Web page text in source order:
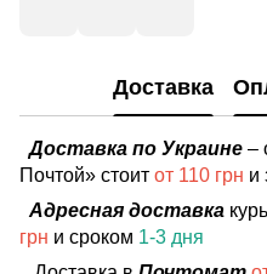
Доставка
Доставка по Украине –
Почтой» стоит от 110 грн и
Адресная доставка
грн и сроком 1-3 дня